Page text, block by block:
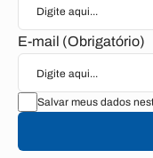
E-mail (Obrigatório)
Salvar meus dados